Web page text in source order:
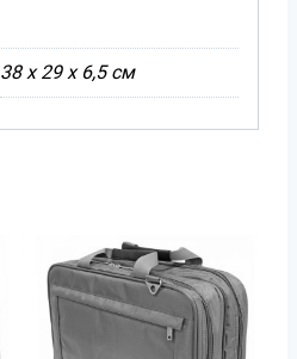
38 х 29 х 6,5 см